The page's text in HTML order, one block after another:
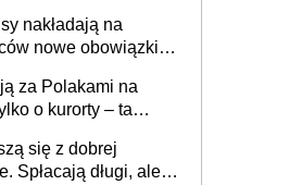
nakładają na
nowe obowiązki w
za Polakami na
o kurorty – ta
urlop po cichu
się z dobrej
Spłacają długi, ale